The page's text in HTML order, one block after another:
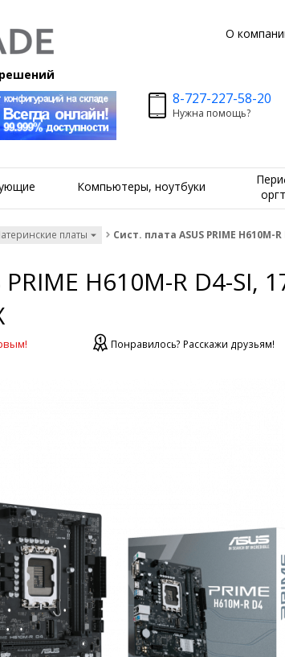
О
8-727-227-58-20
Нужна помощь?
Компьютеры, ноутбуки
платы Сист. плата ASUS PRIME H610M-R
H610M-R D4-SI,
Понравилось? Расскажи друзьям!